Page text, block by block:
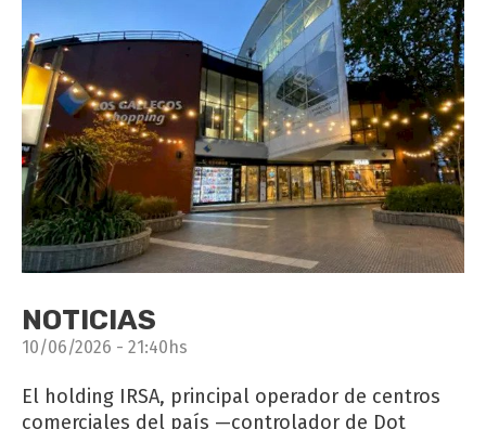
NOTICIAS
10/06/2026 - 21:40hs
El holding IRSA, principal operador de centros
comerciales del país —controlador de Dot